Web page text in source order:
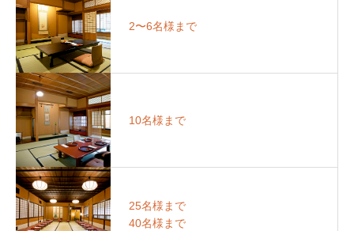
2〜6名様まで
10名様まで
25名様まで
40名様まで